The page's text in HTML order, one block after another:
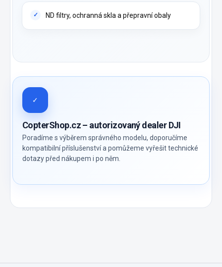
ND filtry, ochranná skla a přepravní obaly
✓
CopterShop.cz – autorizovaný dealer DJI
Poradíme s výběrem správného modelu, doporučíme
kompatibilní příslušenství a pomůžeme vyřešit technické
dotazy před nákupem i po něm.